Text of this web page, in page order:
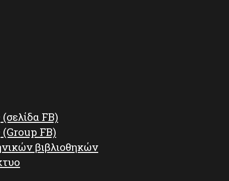
FB)
(Group FB)
βιβλιοθηκών